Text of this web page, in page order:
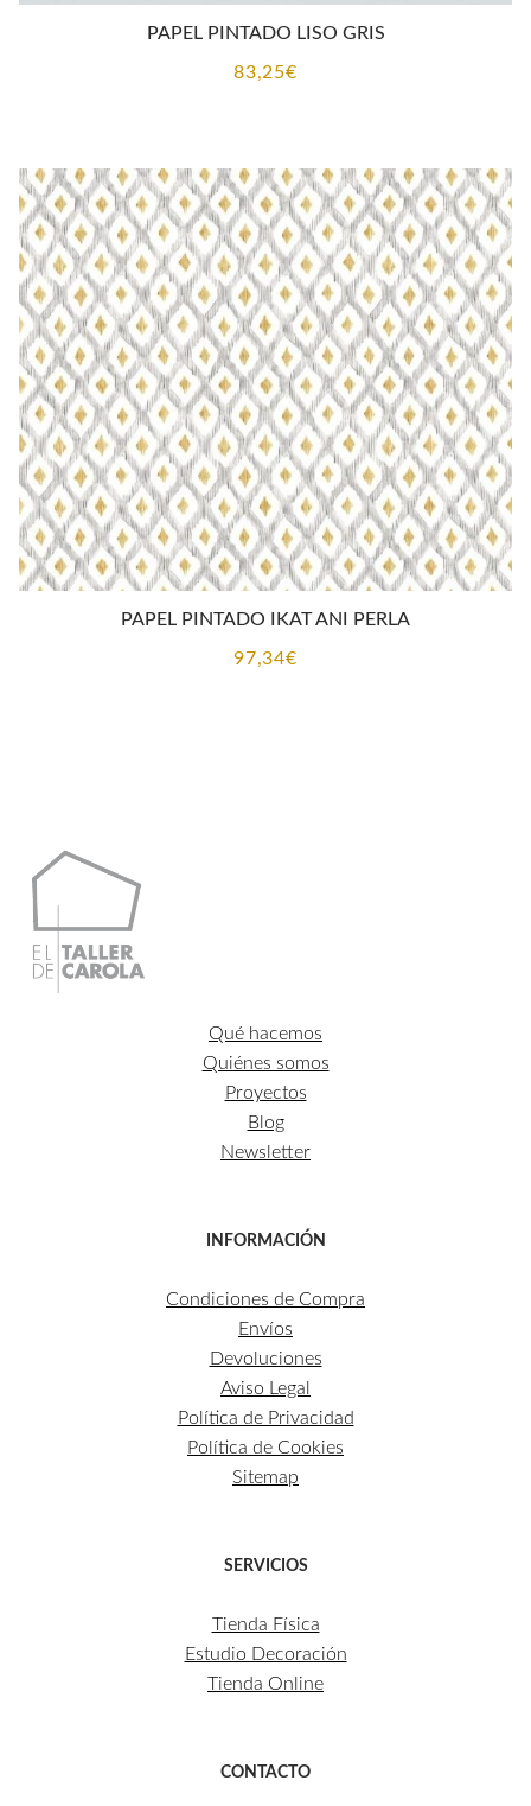
PAPEL PINTADO LISO GRIS
83,25€
PAPEL PINTADO IKAT ANI PERLA
97,34€
Qué hacemos
Quiénes somos
Proyectos
Blog
Newsletter
INFORMACIÓN
Condiciones de Compra
Envíos
Devoluciones
Aviso Legal
Política de Privacidad
Política de Cookies
Sitemap
SERVICIOS
Tienda Física
Estudio Decoración
Tienda Online
CONTACTO